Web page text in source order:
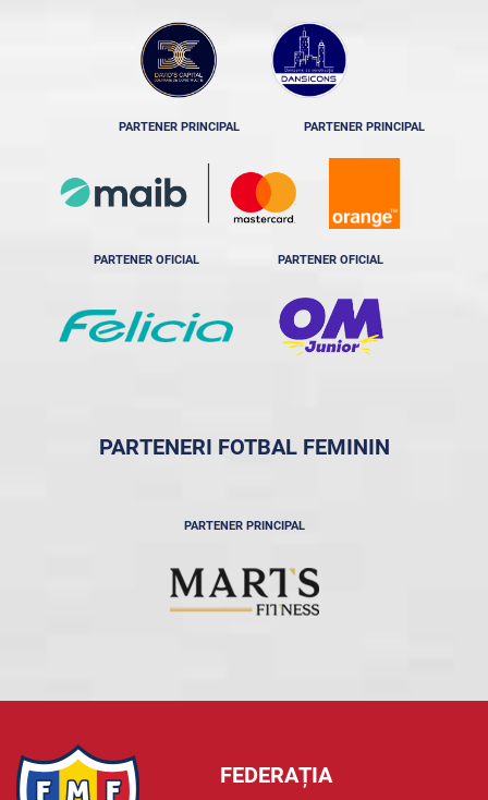
PARTENER PRINCIPAL PARTENER PRINCIPAL
PARTENER OFICIAL PARTENER OFICIAL
PARTENERI FOTBAL FEMININ
PARTENER PRINCIPAL
FEDERAȚIA